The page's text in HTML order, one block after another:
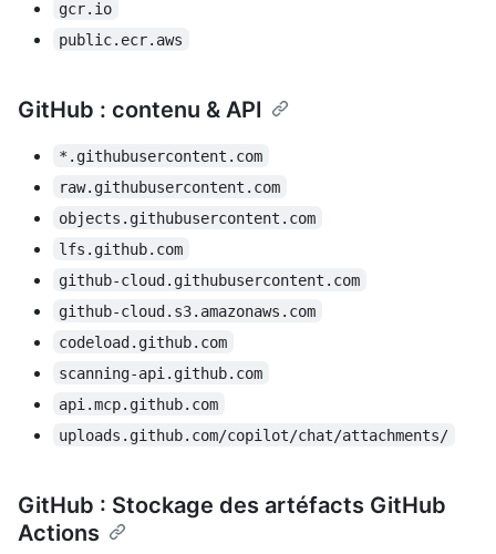
gcr.io
public.ecr.aws
GitHub : contenu & API
*.githubusercontent.com
raw.githubusercontent.com
objects.githubusercontent.com
lfs.github.com
github-cloud.githubusercontent.com
github-cloud.s3.amazonaws.com
codeload.github.com
scanning-api.github.com
api.mcp.github.com
uploads.github.com/copilot/chat/attachments/
GitHub : Stockage des artéfacts GitHub
Actions